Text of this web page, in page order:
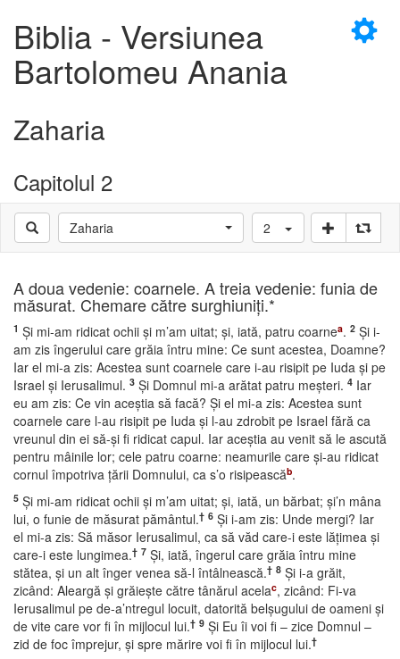
×
Biblia - Versiunea
Bartolomeu Anania
Zaharia
Capitolul 2
Zaharia 2
A doua vedenie: coarnele. A treia vedenie: funia de
măsurat. Chemare către surghiuniţi.*
1 Şi mi-am ridicat ochii şi m’am uitat; şi, iată, patru coarnea. 2 Şi i-
am zis îngerului care grăia întru mine: Ce sunt acestea, Doamne?
Iar el mi-a zis: Acestea sunt coarnele care i-au risipit pe Iuda şi pe
Israel şi Ierusalimul. 3 Şi Domnul mi-a arătat patru meşteri. 4 Iar
eu am zis: Ce vin aceştia să facă? Şi el mi-a zis: Acestea sunt
coarnele care l-au risipit pe Iuda şi l-au zdrobit pe Israel fără ca
vreunul din ei să-şi fi ridicat capul. Iar aceştia au venit să le ascută
pentru mâinile lor; cele patru coarne: neamurile care şi-au ridicat
cornul împotriva ţării Domnului, ca s’o risipeascăb.
5 Şi mi-am ridicat ochii şi m’am uitat; şi, iată, un bărbat; şi’n mâna
lui, o funie de măsurat pământul.† 6 Şi i-am zis: Unde mergi? Iar
el mi-a zis: Să măsor Ierusalimul, ca să văd care-i este lăţimea şi
care-i este lungimea.† 7 Şi, iată, îngerul care grăia întru mine
stătea, şi un alt înger venea să-l întâlnească.† 8 Şi i-a grăit,
zicând: Aleargă şi grăieşte către tânărul acelac, zicând: Fi-va
Ierusalimul pe de-a’ntregul locuit, datorită belşugului de oameni şi
de vite care vor fi în mijlocul lui.† 9 Şi Eu îi voi fi – zice Domnul –
zid de foc împrejur, şi spre mărire voi fi în mijlocul lui.†